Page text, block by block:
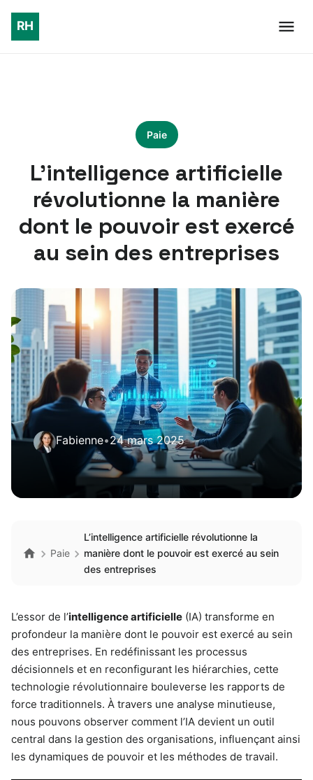
Paie
L’intelligence artificielle
révolutionne la manière
dont le pouvoir est exercé
au sein des entreprises
Fabienne•24 mars 2025
Paie
L’intelligence artificielle révolutionne la
manière dont le pouvoir est exercé au sein
des entreprises
L’essor de l’intelligence artificielle (IA) transforme en
profondeur la manière dont le pouvoir est exercé au sein
des entreprises. En redéfinissant les processus
décisionnels et en reconfigurant les hiérarchies, cette
technologie révolutionnaire bouleverse les rapports de
force traditionnels. À travers une analyse minutieuse,
nous pouvons observer comment l’IA devient un outil
central dans la gestion des organisations, influençant ainsi
les dynamiques de pouvoir et les méthodes de travail.